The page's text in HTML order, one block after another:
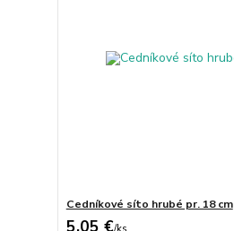
Cedníkové síto hrubé pr. 18 cm
5,05 €/ks